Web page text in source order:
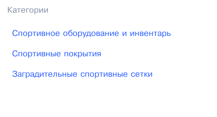
спортивных мероприятий и других целей.
Категории
Спортивное оборудование и инвентарь
Спортивные покрытия
Заградительные спортивные сетки